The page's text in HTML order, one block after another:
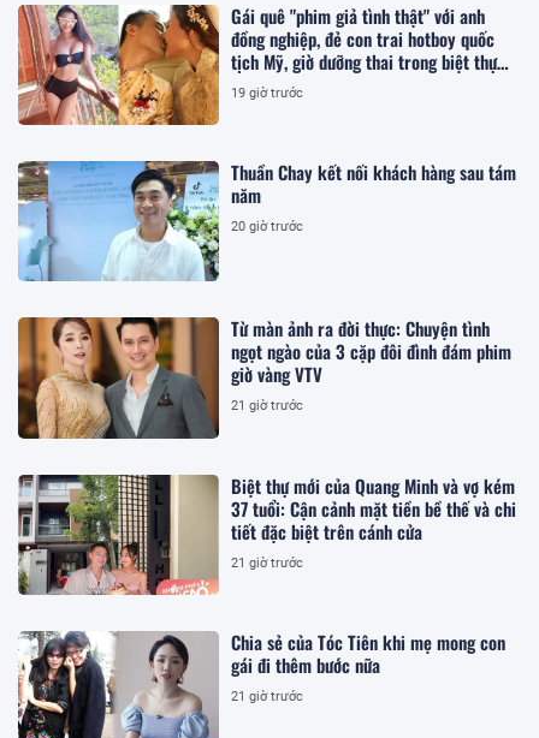
Gái quê "phim giả tình thật" với anh
đồng nghiệp, đẻ con trai hotboy quốc
tịch Mỹ, giờ dưỡng thai trong biệt thự
200m2 ở TP.HCM
19 giờ trước
Thuần Chay kết nối khách hàng sau tám
năm
20 giờ trước
Từ màn ảnh ra đời thực: Chuyện tình
ngọt ngào của 3 cặp đôi đình đám phim
giờ vàng VTV
21 giờ trước
Biệt thự mới của Quang Minh và vợ kém
37 tuổi: Cận cảnh mặt tiền bề thế và chi
tiết đặc biệt trên cánh cửa
21 giờ trước
Chia sẻ của Tóc Tiên khi mẹ mong con
gái đi thêm bước nữa
21 giờ trước